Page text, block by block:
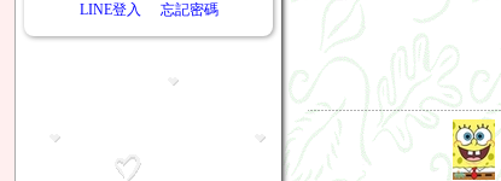
LINE登入 忘記密碼